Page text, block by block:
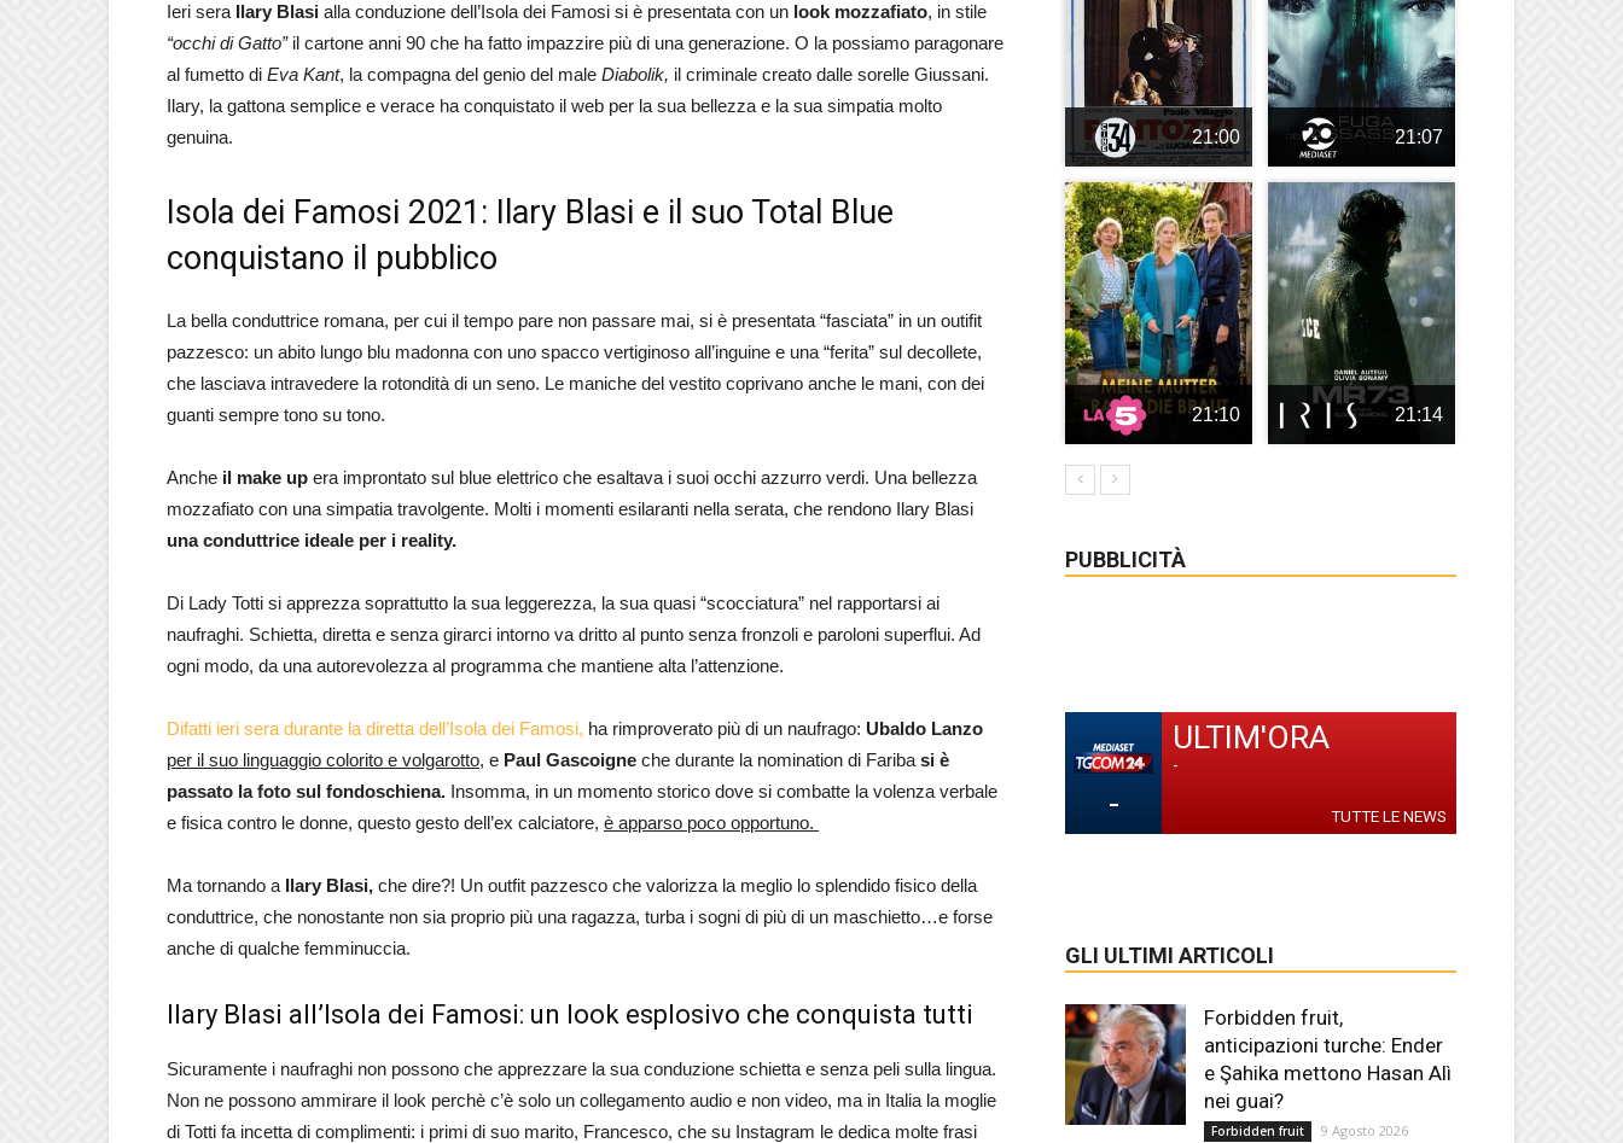
Ieri sera Ilary Blasi alla conduzione dell’Isola dei Famosi si è presentata con un look mozzafiato, in stile
“occhi di Gatto”il cartone anni 90 che ha fatto impazzire più di una generazione. O la possiamo paragonare
al fumetto di Eva Kant, la compagna del genio del male Diabolik, il criminale creato dalle sorelle Giussani.
Ilary, la gattona semplice e verace ha conquistato il web per la sua bellezza e la sua simpatia molto
genuina.
Isola dei Famosi 2021: Ilary Blasi e il suo Total Blue
conquistano il pubblico
La bella conduttrice romana, per cui il tempo pare non passare mai, si è presentata “fasciata” in un outifit
pazzesco: un abito lungo blu madonna con uno spacco vertiginoso all’inguine e una “ferita” sul decollete,
che lasciava intravedere la rotondità di un seno. Le maniche del vestito coprivano anche le mani, con dei
guanti sempre tono su tono.
Anche il make up era improntato sul blue elettrico che esaltava i suoi occhi azzurro verdi. Una bellezza
mozzafiato con una simpatia travolgente. Molti i momenti esilaranti nella serata, che rendono Ilary Blasi
una conduttrice ideale per i reality.
Di Lady Totti si apprezza soprattutto la sua leggerezza, la sua quasi “scocciatura” nel rapportarsi ai
naufraghi. Schietta, diretta e senza girarci intorno va dritto al punto senza fronzoli e paroloni superflui. Ad
ogni modo, da una autorevolezza al programma che mantiene alta l’attenzione.
Difatti ieri sera durante la diretta dell’Isola dei Famosi, ha rimproverato più di un naufrago: Ubaldo Lanzo
per il suo linguaggio colorito e volgarotto, e Paul Gascoigne che durante la nomination di Fariba si è
passato la foto sul fondoschiena. Insomma, in un momento storico dove si combatte la volenza verbale
e fisica contro le donne, questo gesto dell’ex calciatore, è apparso poco opportuno.
Ma tornando a Ilary Blasi, che dire?! Un outfit pazzesco che valorizza la meglio lo splendido fisico della
conduttrice, che nonostante non sia proprio più una ragazza, turba i sogni di più di un maschietto…e forse
anche di qualche femminuccia.
Ilary Blasi all’Isola dei Famosi: un look esplosivo che conquista tutti
Sicuramente i naufraghi non possono che apprezzare la sua conduzione schietta e senza peli sulla lingua.
Non ne possono ammirare il look perchè c’è solo un collegamento audio e non video, ma in Italia la moglie
di Totti fa incetta di complimenti: i primi di suo marito, Francesco, che su Instagram le dedica molte frasi
21:00 21:07
21:10 21:14
PUBBLICITÀ
-
ULTIM'ORA
-
TUTTE LE NEWS
GLI ULTIMI ARTICOLI
Forbidden fruit,
anticipazioni turche: Ender
e Şahika mettono Hasan Alì
nei guai?
Forbidden fruit 9 Agosto 2026